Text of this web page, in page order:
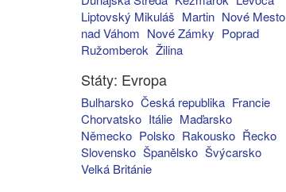
Liptovský Mikuláš Martin Nové Mesto
nad Váhom Nové Zámky Poprad
Ružomberok Žilina
Státy: Evropa
Bulharsko Česká republika Francie
Chorvatsko Itálie Maďarsko
Německo Polsko Rakousko Řecko
Slovensko Španělsko Švýcarsko
Velká Británie